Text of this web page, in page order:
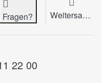
Fragen? Weitersagen
22 00